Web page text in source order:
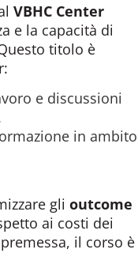
VBHC Center
e la capacità di
titolo è
e discussioni
in ambito
gli outcome
ai costi dei
il corso è